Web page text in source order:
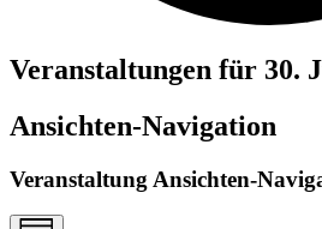
Veranstaltungen für 30.
Ansichten-Navigation
Veranstaltung Ansichten-